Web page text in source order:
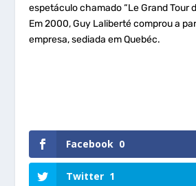
espetáculo chamado “Le Grand Tour
Em 2000, Guy Laliberté comprou a
empresa, sediada em Quebéc.
Facebook 0
Twitter 1